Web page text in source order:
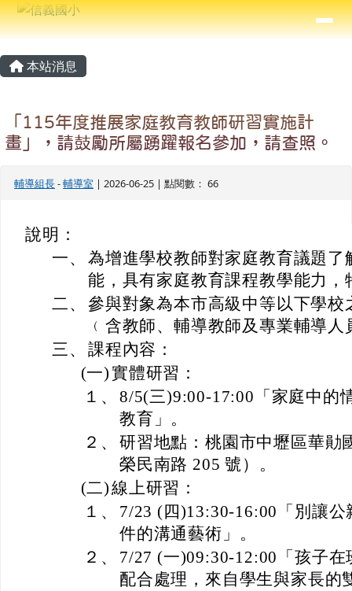
跳至主內容區
信義國小
⏸
導覽列
主內容區域
本站消息
「115年度推展家庭教育教師研習實施計
畫」，請鼓勵所屬踴躍報名參加，請查照。
輔導組長-輔導室 | 2026-06-25 | 點閱數： 66
說明：
一、 為增進學校教師對家庭教育議題
能，具有家庭教育課程教學能力，
二、 參與對象為本市高級中等以下學
﹙含教師、輔導教師及專業輔導人
三、 課程內容：
(一)實體研習：
１、 8/5(三)9:00-17:00「家庭中的
教育」。
２、 研習地點：桃園市中壢區華勛
榮民南路 205 號）。
(二)線上研習：
１、
7/23 (四)13:30-16:00「別讓
件的溝通藝術」。
２、
7/27 (一)09:30-12:00「孩子
配合處理，來自學生與家長的
頁尾區域